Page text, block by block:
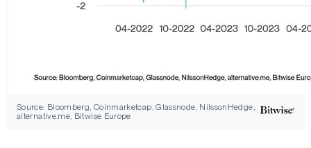
Source: Bloomberg, Coinmarketcap, Glassnode, NilssonHedge,
alternative.me, Bitwise Europe